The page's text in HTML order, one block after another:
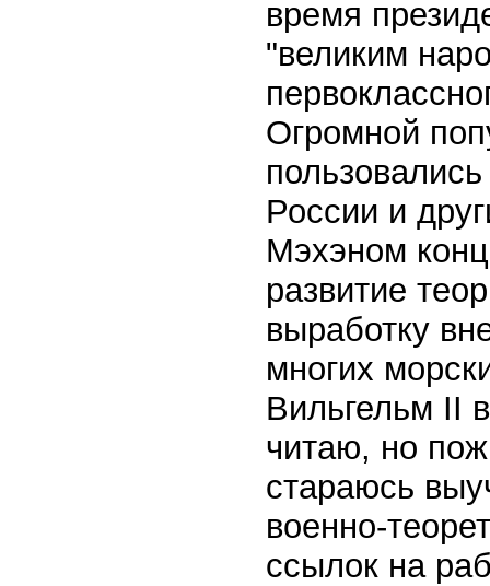
время
"великим
Огромной
России и
Мэхэном
развитие
выработку
многих
Вильгельм II
читаю, но
стараюсь
военно-
ссылок на